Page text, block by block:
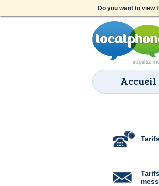
Do you want to view
Accueil